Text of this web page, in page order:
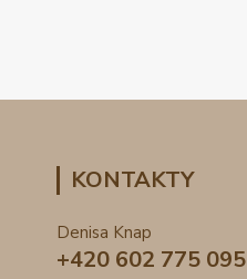
KONTAKTY
Denisa Knap
+420 602 775 095